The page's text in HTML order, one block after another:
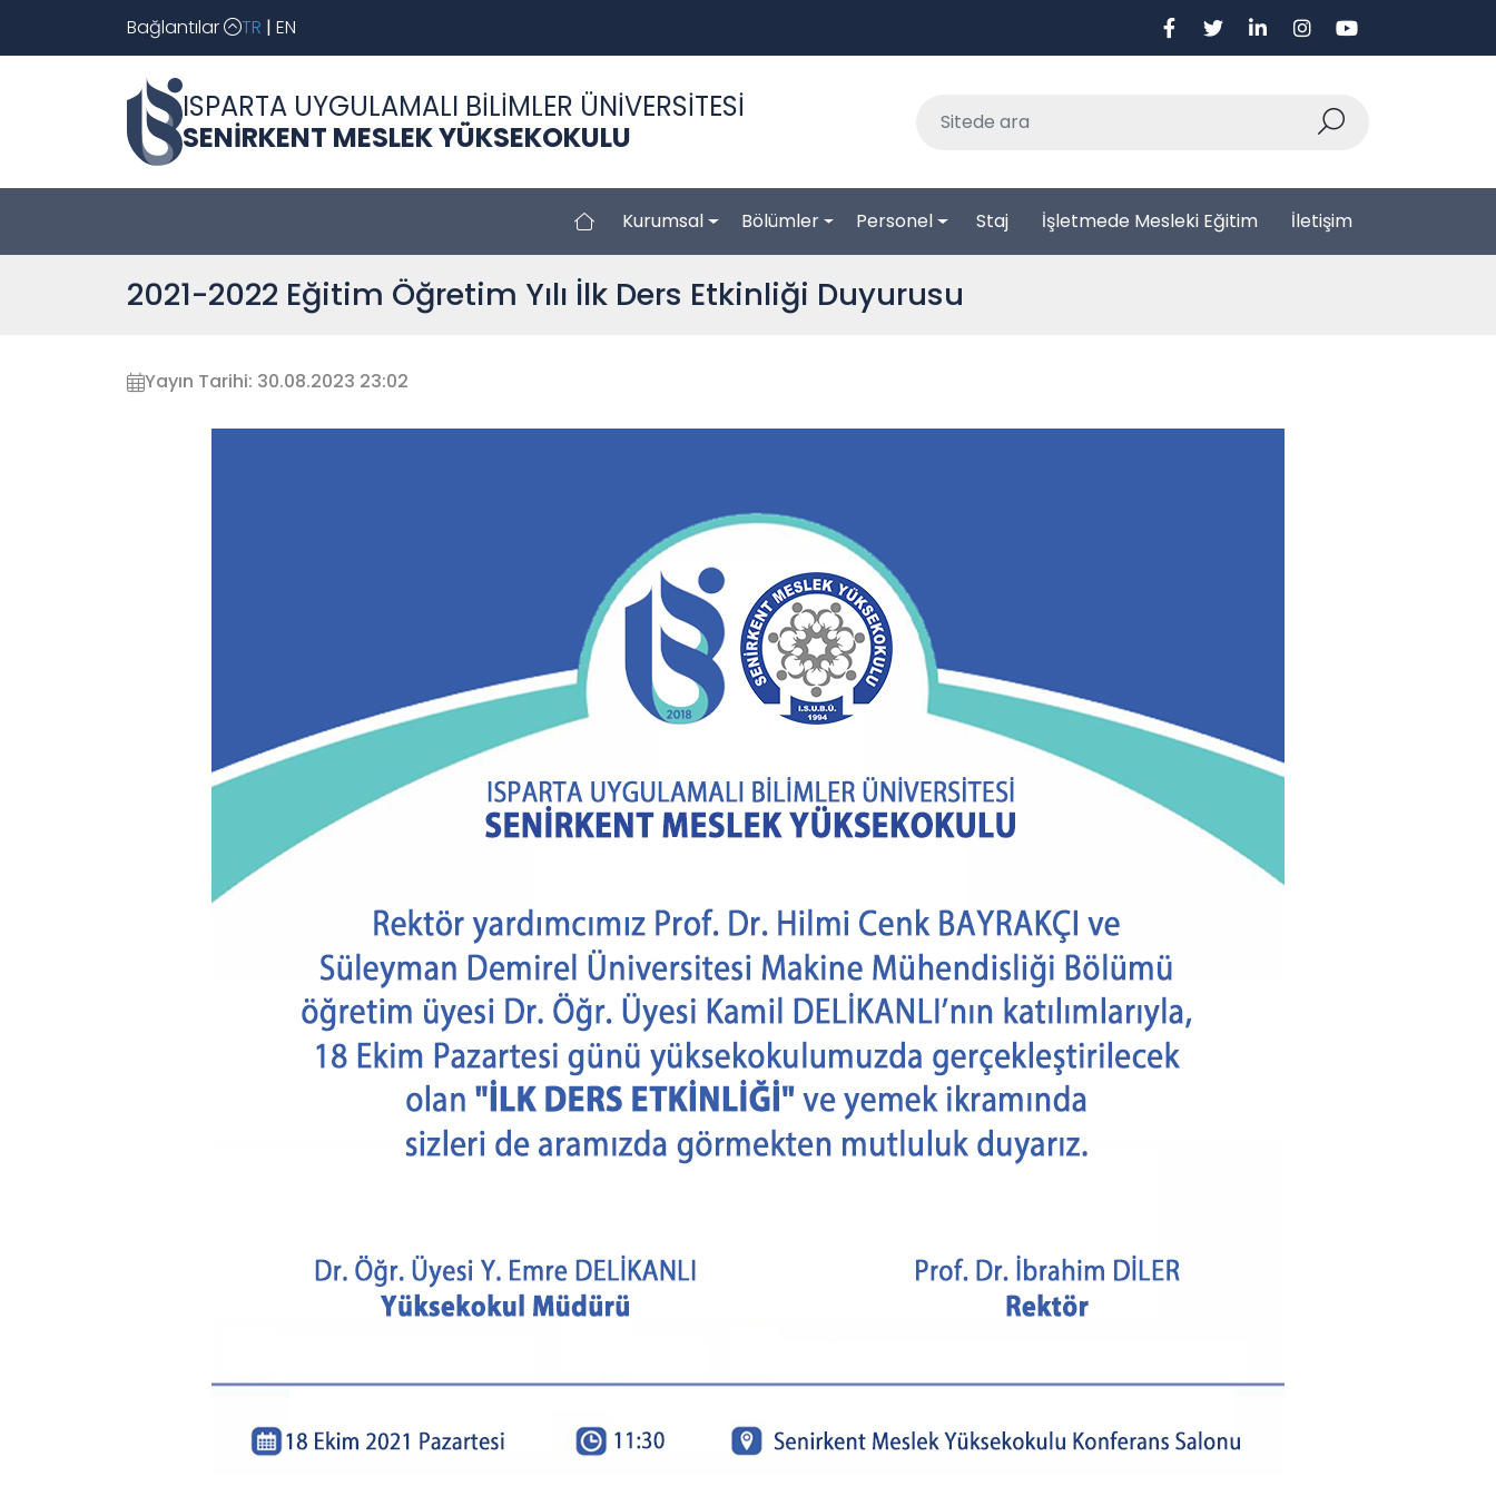
Bağlantılar TR | EN
ISPARTA UYGULAMALI BİLİMLER ÜNİVERSİTESİ
SENİRKENT MESLEK YÜKSEKOKULU
Kurumsal Bölümler Personel Staj İşletmede Mesleki Eğitim İletişim
2021-2022 Eğitim Öğretim Yılı İlk Ders Etkinliği Duyurusu
Yayın Tarihi: 30.08.2023 23:02